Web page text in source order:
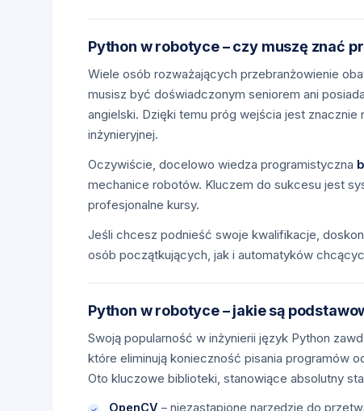
Python w robotyce – czy muszę znać
Wiele osób rozważających przebranżowienie
musisz być doświadczonym seniorem ani
angielski. Dzięki temu próg wejścia jest
inżynieryjnej.
Oczywiście, docelowo wiedza programistyczna
mechanice robotów. Kluczem do sukcesu jest
profesjonalne kursy.
Jeśli chcesz podnieść swoje kwalifikacje,
osób początkujących, jak i automatyków
Python w robotyce – jakie są
Swoją popularność w inżynierii język Python
które eliminują konieczność pisania programów
Oto kluczowe biblioteki, stanowiące absolutny
OpenCV – niezastąpione narzędzie do